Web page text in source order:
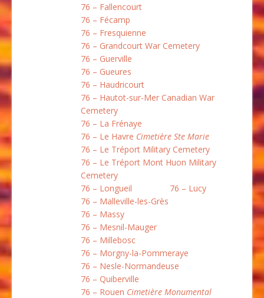
76 – Fallencourt
76 – Fécamp
76 – Fresquienne
76 – Grandcourt War Cemetery
76 – Guerville
76 – Gueures
76 – Haudricourt
76 – Hautot-sur-Mer Canadian War
Cemetery
76 – La Frénaye
76 – Le Havre Cimetière Ste Marie
76 – Le Tréport Military Cemetery
76 – Le Tréport Mont Huon Military
Cemetery
76 – Longueil
76 – Lucy
76 – Malleville-les-Grès
76 – Massy
76 – Mesnil-Mauger
76 – Millebosc
76 – Morgny-la-Pommeraye
76 – Nesle-Normandeuse
76 – Quiberville
76 – Rouen Cimetière Monumental